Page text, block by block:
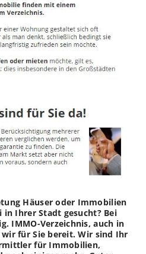
Häuser oder Immobilien
Ihrer Stadt gesucht? Bei
IMMO-Verzeichnis, auch in
für Sie bereit. Wir sind Ihr
für Immobilien,